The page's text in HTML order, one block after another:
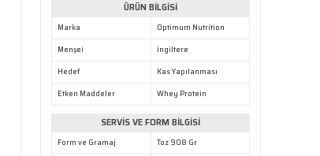
ÜRÜN BİLGİSİ
Marka
Optimum Nutrition
Menşei
İngiltere
Hedef
Kas Yapılanması
Etken Maddeler
Whey Protein
SERVİS VE FORM BİLGİSİ
Form ve Gramaj
Toz 908 Gr